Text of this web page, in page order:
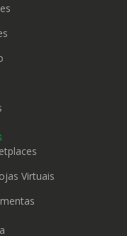
Virtuais